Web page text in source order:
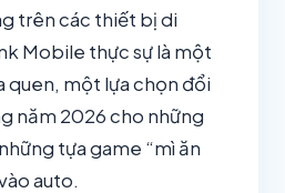
trên các thiết bị di
Mobile thực sự là một
quen, một lựa chọn đổi
năm 2026 cho những
tựa game “mì ăn
auto.